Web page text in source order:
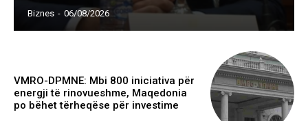
Biznes - 06/08/2026
VMRO-DPMNE: Mbi 800 iniciativa për
energji të rinovueshme, Maqedonia
po bëhet tërheqëse për investime